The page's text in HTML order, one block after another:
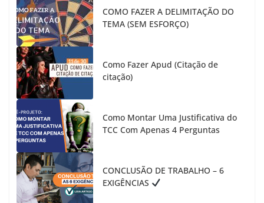
COMO FAZER A DELIMITAÇÃO DO
TEMA (SEM ESFORÇO)
Como Fazer Apud (Citação de
citação)
Como Montar Uma Justificativa do
TCC Com Apenas 4 Perguntas
CONCLUSÃO DE TRABALHO – 6
EXIGÊNCIAS